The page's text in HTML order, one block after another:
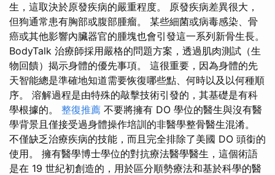
生，這取決於原發疾病的嚴重程度。 原發疾病差異很大，
但狗通常患有胸部或腹部腫瘤。 某些細菌或病毒感染、骨
癌或其他影響內臟器官的腫塊也會引發這一系列新骨生長。
BodyTalk 治療師採用嚴格的問題方案，透過肌肉測試（生
物回饋）揭示身體的優先事項。 這很重要，因為身體的先
天智能總是準確地知道需要恢復哪些點、何時以及以何種順
序。 溶解過程是由特殊的敲擊技術引發的，其基礎是有科
學根據的。 整復推薦 不要將擁有 DO 學位的醫生與沒有醫
學背景且僅接受過身體操作培訓的非醫學整骨醫生混淆。
不僅缺乏治療疾病的技能，而且完全排除了美國 DO 頭銜的
使用。 擁有醫學博士學位的對抗療法醫學醫生，這個術語
是在 19 世紀初創造的，用於區分順勢療法和基於科學的醫